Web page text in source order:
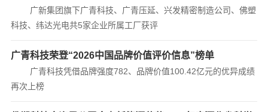
广新集团旗下广青科技、广青压延、兴发精密制造公司、佛塑
科技、纬达光电共5家企业所属工厂获评
广青科技荣登“2026中国品牌价值评价信息”榜单
广青科技凭借品牌强度782、品牌价值100.42亿元的优异成绩
再次上榜